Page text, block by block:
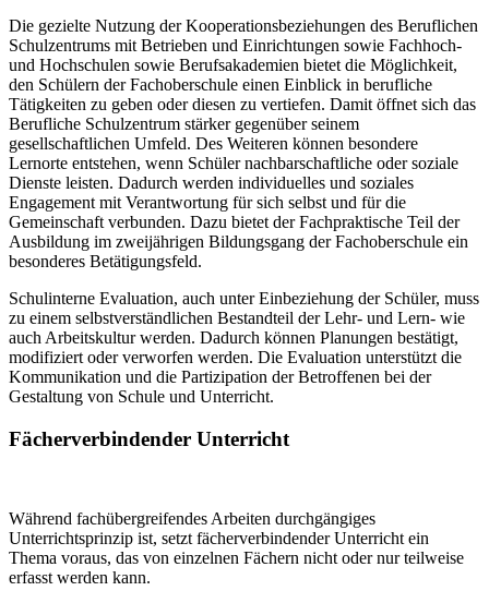
Die gezielte Nutzung der Kooperationsbeziehungen des Beruflichen
Schulzentrums mit Betrieben und Einrichtungen sowie Fachhoch-
und Hochschulen sowie Berufsakademien bietet die Möglichkeit,
den Schülern der Fachoberschule einen Einblick in berufliche
Tätigkeiten zu geben oder diesen zu vertiefen. Damit öffnet sich das
Berufliche Schulzentrum stärker gegenüber seinem
gesellschaftlichen Umfeld. Des Weiteren können besondere
Lernorte entstehen, wenn Schüler nachbarschaftliche oder soziale
Dienste leisten. Dadurch werden individuelles und soziales
Engagement mit Verantwortung für sich selbst und für die
Gemeinschaft verbunden. Dazu bietet der Fachpraktische Teil der
Ausbildung im zweijährigen Bildungsgang der Fachoberschule ein
besonderes Betätigungsfeld.
Schulinterne Evaluation, auch unter Einbeziehung der Schüler, muss
zu einem selbstverständlichen Bestandteil der Lehr- und Lern- wie
auch Arbeitskultur werden. Dadurch können Planungen bestätigt,
modifiziert oder verworfen werden. Die Evaluation unterstützt die
Kommunikation und die Partizipation der Betroffenen bei der
Gestaltung von Schule und Unterricht.
Fächerverbindender Unterricht
Während fachübergreifendes Arbeiten durchgängiges
Unterrichtsprinzip ist, setzt fächerverbindender Unterricht ein
Thema voraus, das von einzelnen Fächern nicht oder nur teilweise
erfasst werden kann.